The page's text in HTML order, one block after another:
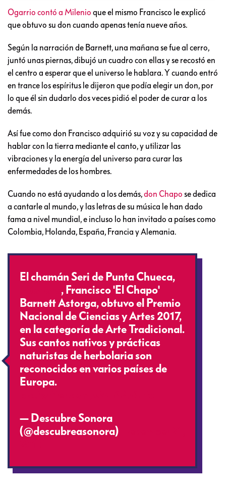
Ogarrio contó a Milenio que el mismo Francisco le explicó
que obtuvo su don cuando apenas tenía nueve años.
Según la narración de Barnett, una mañana se fue al cerro,
juntó unas piernas, dibujó un cuadro con ellas y se recostó en
el centro a esperar que el universo le hablara. Y cuando entró
en trance los espíritus le dijeron que podía elegir un don, por
lo que él sin dudarlo dos veces pidió el poder de curar a los
demás.
Así fue como don Francisco adquirió su voz y su capacidad de
hablar con la tierra mediante el canto, y utilizar las
vibraciones y la energía del universo para curar las
enfermedades de los hombres.
Cuando no está ayudando a los demás,don Chapo se dedica
a cantarle al mundo, y las letras de su música le han dado
fama a nivel mundial, e incluso lo han invitado a países como
Colombia, Holanda, España, Francia y Alemania.
El chamán Seri de Punta Chueca,
, Francisco 'El Chapo'
Barnett Astorga, obtuvo el Premio
Nacional de Ciencias y Artes 2017,
en la categoría de Arte Tradicional.
Sus cantos nativos y prácticas
naturistas de herbolaria son
reconocidos en varios países de
Europa.
— Descubre Sonora
(@descubreasonora)